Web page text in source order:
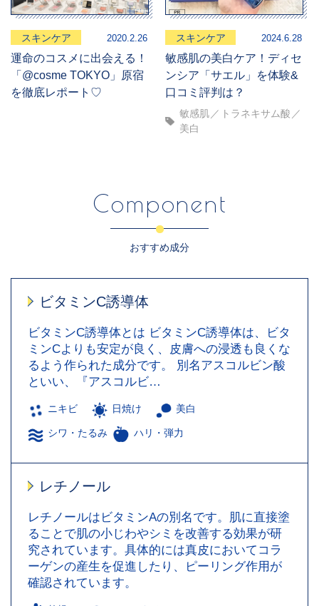
スキンケア 2020.2.26
運命のコスメに出会える！
「@cosme TOKYO」原宿
を徹底レポート♡
スキンケア 2024.6.28
敏感肌の美白ケア！ディセ
ンシア「サエル」を体験&
口コミ評判は？
敏感肌
トラネキサム酸
美白
Component
おすすめ成分
ビタミンC誘導体
ビタミンC誘導体とは ビタミンC誘導体は、ビタ
ミンCよりも安定が良く、皮膚への浸透も良くな
るよう作られた成分です。 別名アスコルビン酸
といい、『アスコルビ…
ニキビ 日焼け 美白
シワ・たるみ ハリ・弾力
レチノール
レチノールはビタミンAの別名です。肌に直接塗
ることで肌の小じわやシミを改善する効果が研
究されています。具体的には真皮においてコラ
ーゲンの産生を促進したり、ピーリング作用が
確認されています。